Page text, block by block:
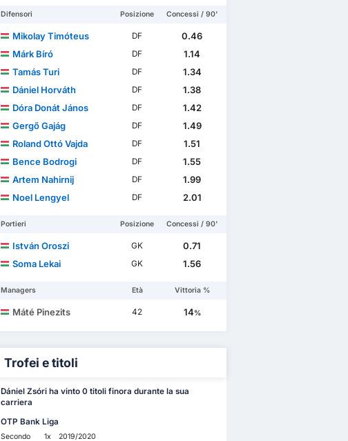
Difensori Posizione Concessi / 90'
Mikolay Timóteus DF
0.46
Márk Bíró
DF
1.14
Tamás Turi
DF
1.34
Dániel Horváth
DF
1.38
Dóra Donát János
DF
1.42
Gergő Gajág
DF
1.49
Roland Ottó Vajda
DF
1.51
Bence Bodrogi
DF
1.55
Artem Nahirnij
DF
1.99
Noel Lengyel
DF 2.01
Portieri Posizione Concessi / 90'
István Oroszi GK
0.71
Soma Lekai
GK 1.56
Managers Età Vittoria %
Máté Pinezits 42 14%
Trofei e titoli
Dániel Zsóri ha vinto 0 titoli finora durante la sua
carriera
OTP Bank Liga
Secondo
1x 2019/2020